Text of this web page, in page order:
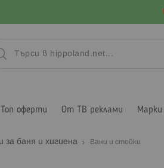
Топ оферти От ТВ реклами Марки
за баня и хигиена Вани и стойки